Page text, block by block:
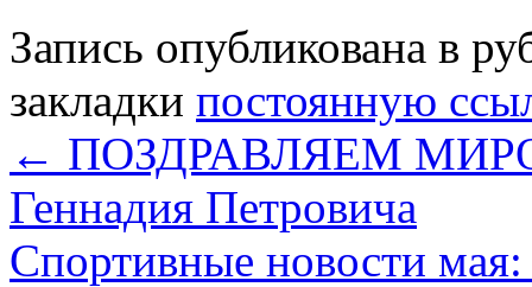
Запись опубликована в
закладки постоянную
← ПОЗДРАВЛЯЕМ
Геннадия Петровича
Спортивные новости мая: